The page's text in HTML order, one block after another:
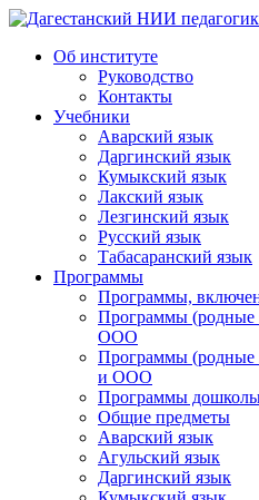
Дагестанский НИИ
Об институте
Руководство
Контакты
Учебники
Аварский язык
Даргинский язык
Кумыкский язык
Лакский язык
Лезгинский язык
Русский язык
Табасаранский язык
Программы
Программы,
Программы
ООО
Программы
и ООО
Программы
Общие предметы
Аварский язык
Агульский язык
Даргинский язык